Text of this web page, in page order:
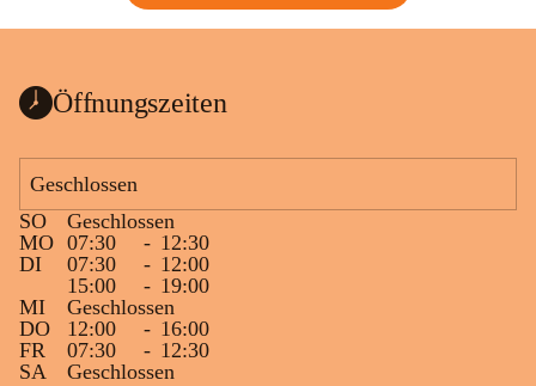
Öffnungszeiten
Geschlossen
SO
Geschlossen
MO 07:30 - 12:30
DI
07:30 - 12:00
15:00
- 19:00
MI
Geschlossen
DO
12:00 - 16:00
FR
07:30 - 12:30
SA
Geschlossen